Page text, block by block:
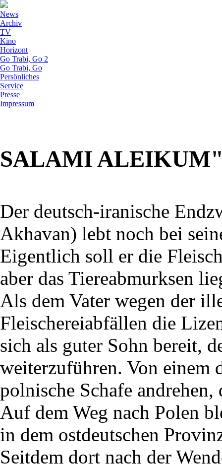
News
Archiv
TV
Kino
Horizont
Go Trabi, Go 2
Go Trabi, Go
Persönliches
Service
Presse
Impressum
SALAMI ALEIKUM"
Der deutsch-iranische
Akhavan) lebt noch bei
Eigentlich soll er die
aber das Tiereabmurksen
Als dem Vater wegen der
Fleischereiabfällen die
sich als guter Sohn bereit,
weiterzuführen. Von einem
polnische Schafe andrehen,
Auf dem Weg nach Polen
in dem ostdeutschen
Seitdem dort nach der